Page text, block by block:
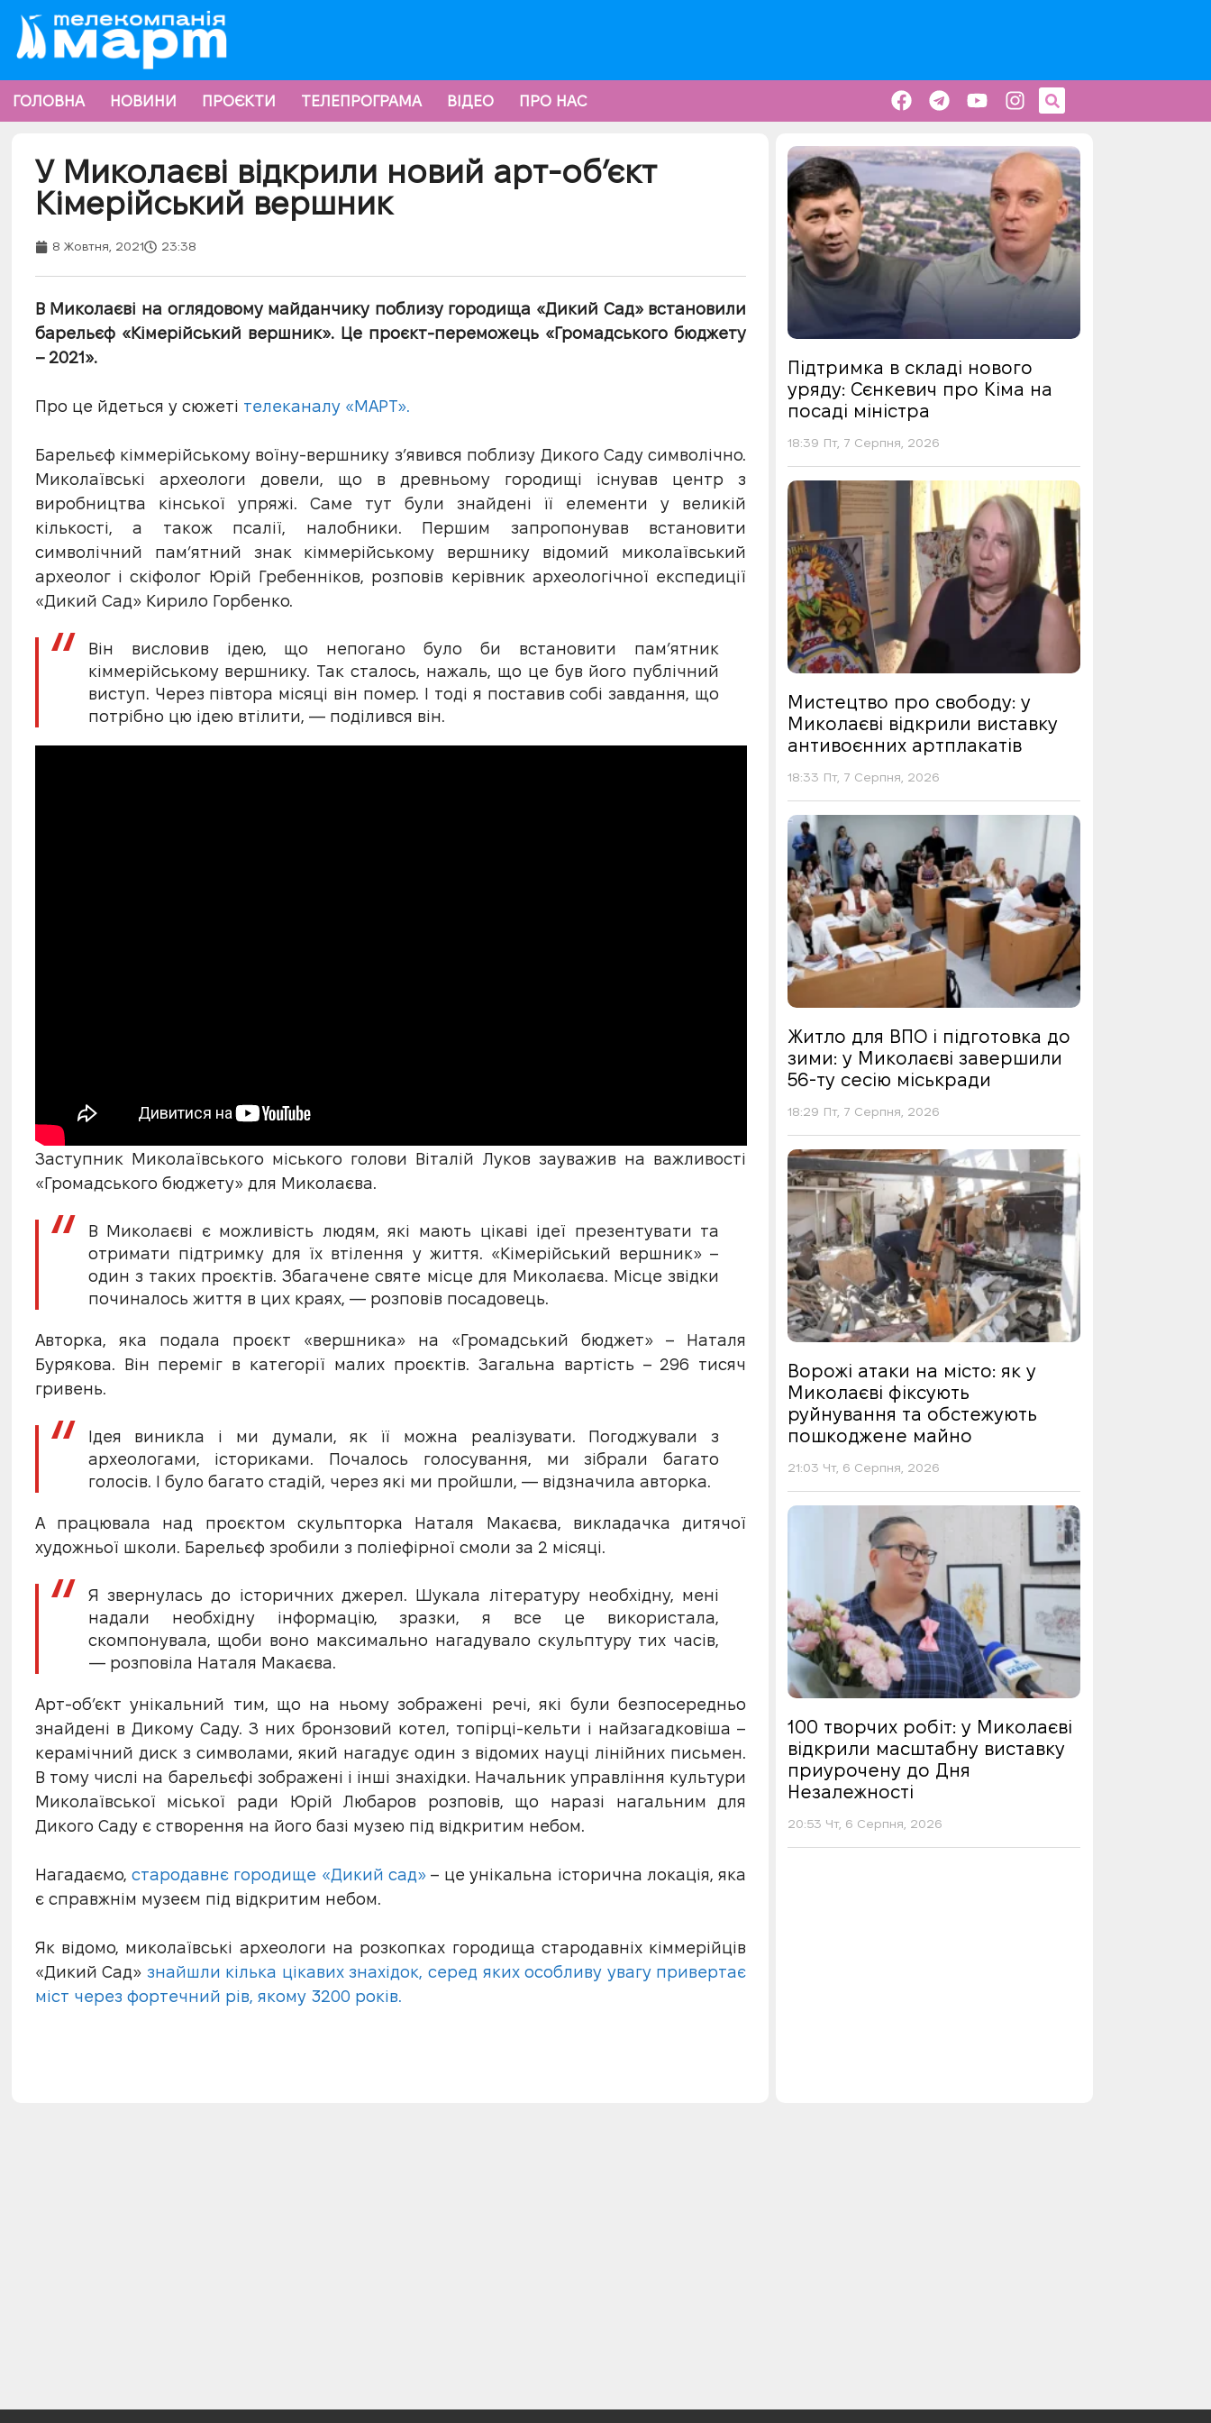
ГОЛОВНА НОВИНИ ПРОЄКТИ ТЕЛЕПРОГРАМА ВІДЕО ПРО НАС
У Миколаєві відкрили новий арт-об’єкт
Кімерійський вершник
8 Жовтня, 2021 23:38
В Миколаєві на оглядовому майданчику поблизу городища «Дикий Сад» встановили
барельєф «Кімерійський вершник». Це проєкт-переможець «Громадського бюджету
– 2021».
Про це йдеться у сюжеті телеканалу «МАРТ».
Барельєф кіммерійському воїну-вершнику з’явився поблизу Дикого Саду символічно.
Миколаївські археологи довели, що в древньому городищі існував центр з
виробництва кінської упряжі. Саме тут були знайдені її елементи у великій
кількості, а також псалії, налобники. Першим запропонував встановити
символічний пам’ятний знак кіммерійському вершнику відомий миколаївський
археолог і скіфолог Юрій Гребенніков, розповів керівник археологічної експедиції
«Дикий Сад» Кирило Горбенко.
Він висловив ідею, що непогано було би встановити пам’ятник
кіммерійському вершнику. Так сталось, нажаль, що це був його публічний
виступ. Через півтора місяці він помер. І тоді я поставив собі завдання, що
потрібно цю ідею втілити, — поділився він.
Заступник Миколаївського міського голови Віталій Луков зауважив на важливості
«Громадського бюджету» для Миколаєва.
В Миколаєві є можливість людям, які мають цікаві ідеї презентувати та
отримати підтримку для їх втілення у життя. «Кімерійський вершник» –
один з таких проєктів. Збагачене святе місце для Миколаєва. Місце звідки
починалось життя в цих краях, — розповів посадовець.
Авторка, яка подала проєкт «вершника» на «Громадський бюджет» – Наталя
Бурякова. Він переміг в категорії малих проєктів. Загальна вартість – 296 тисяч
гривень.
Ідея виникла і ми думали, як її можна реалізувати. Погоджували з
археологами, істориками. Почалось голосування, ми зібрали багато
голосів. І було багато стадій, через які ми пройшли, — відзначила авторка.
А працювала над проєктом скульпторка Наталя Макаєва, викладачка дитячої
художньої школи. Барельєф зробили з поліефірної смоли за 2 місяці.
Я звернулась до історичних джерел. Шукала літературу необхідну, мені
надали необхідну інформацію, зразки, я все це використала,
скомпонувала, щоби воно максимально нагадувало скульптуру тих часів,
— розповіла Наталя Макаєва.
Арт-об’єкт унікальний тим, що на ньому зображені речі, які були безпосередньо
знайдені в Дикому Саду. З них бронзовий котел, топірці-кельти і найзагадковіша –
керамічний диск з символами, який нагадує один з відомих науці лінійних письмен.
В тому числі на барельєфі зображені і інші знахідки. Начальник управління культури
Миколаївської міської ради Юрій Любаров розповів, що наразі нагальним для
Дикого Саду є створення на його базі музею під відкритим небом.
Нагадаємо, стародавнє городище «Дикий сад» – це унікальна історична локація, яка
є справжнім музеєм під відкритим небом.
Як відомо, миколаївські археологи на розкопках городища стародавніх кіммерійців
«Дикий Сад» знайшли кілька цікавих знахідок, серед яких особливу увагу привертає
міст через фортечний рів, якому 3200 років.
Підтримка в складі нового
уряду: Сєнкевич про Кіма на
посаді міністра
18:39 Пт, 7 Серпня, 2026
Мистецтво про свободу: у
Миколаєві відкрили виставку
антивоєнних артплакатів
18:33 Пт, 7 Серпня, 2026
Житло для ВПО і підготовка до
зими: у Миколаєві завершили
56-ту сесію міськради
18:29 Пт, 7 Серпня, 2026
Ворожі атаки на місто: як у
Миколаєві фіксують
руйнування та обстежують
пошкоджене майно
21:03 Чт, 6 Серпня, 2026
100 творчих робіт: у Миколаєві
відкрили масштабну виставку
приурочену до Дня
Незалежності
20:53 Чт, 6 Серпня, 2026